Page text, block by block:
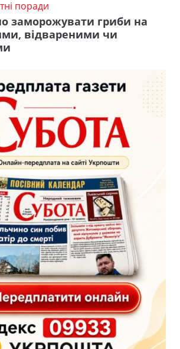
поради
заморожувати гриби на
відвареними чи